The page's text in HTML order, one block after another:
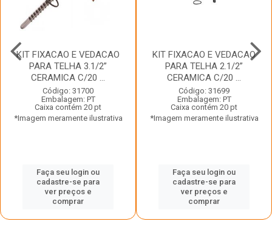
KIT FIXACAO E VEDACAO
PARA TELHA 3.1/2”
CERAMICA C/20 ...
Código: 31700
Embalagem: PT
Caixa contém 20 pt
*Imagem meramente ilustrativa
Faça seu login ou
cadastre-se para
ver preços e
comprar
KIT FIXACAO E VEDACAO
PARA TELHA 2.1/2”
CERAMICA C/20 ...
Código: 31699
Embalagem: PT
Caixa contém 20 pt
*Imagem meramente ilustrativa
Faça seu login ou
cadastre-se para
ver preços e
comprar